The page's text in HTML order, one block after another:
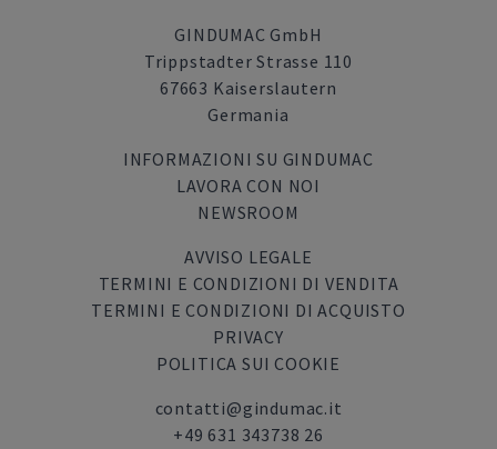
GINDUMAC GmbH
Trippstadter Strasse 110
67663 Kaiserslautern
Germania
INFORMAZIONI SU GINDUMAC
LAVORA CON NOI
NEWSROOM
AVVISO LEGALE
TERMINI E CONDIZIONI DI VENDITA
TERMINI E CONDIZIONI DI ACQUISTO
PRIVACY
POLITICA SUI COOKIE
contatti@gindumac.it
+49 631 343738 26